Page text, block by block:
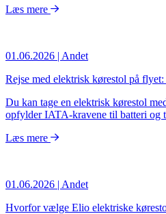
Læs mere
01.06.2026 | Andet
Rejse med elektrisk kørestol på
Du kan tage en elektrisk kørestol
opfylder IATA-kravene til batteri og
Læs mere
01.06.2026 | Andet
Hvorfor vælge Elio elektriske